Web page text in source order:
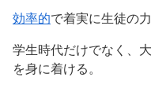
効率的で着実に生徒の
学生時代だけでなく、
を身に着ける。